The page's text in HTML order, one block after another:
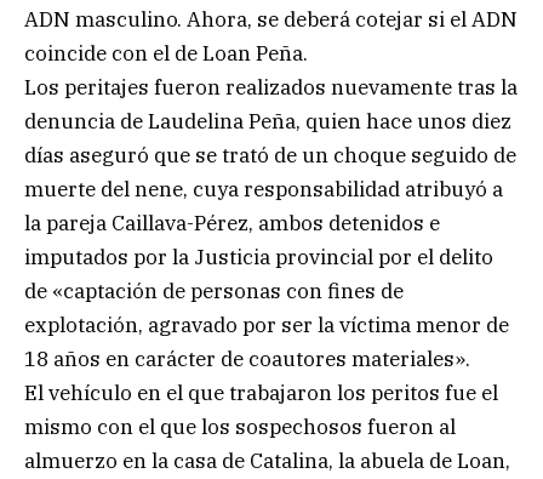
ADN masculino. Ahora, se deberá cotejar si el ADN
coincide con el de Loan Peña.
Los peritajes fueron realizados nuevamente tras la
denuncia de Laudelina Peña, quien hace unos diez
días aseguró que se trató de un choque seguido de
muerte del nene, cuya responsabilidad atribuyó a
la pareja Caillava-Pérez, ambos detenidos e
imputados por la Justicia provincial por el delito
de «captación de personas con fines de
explotación, agravado por ser la víctima menor de
18 años en carácter de coautores materiales».
El vehículo en el que trabajaron los peritos fue el
mismo con el que los sospechosos fueron al
almuerzo en la casa de Catalina, la abuela de Loan,